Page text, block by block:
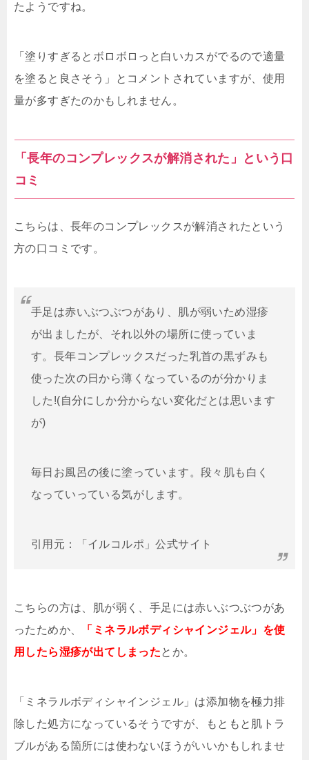
たようですね。
「塗りすぎるとボロボロっと白いカスがでるので適量
を塗ると良さそう」とコメントされていますが、使用
量が多すぎたのかもしれません。
「長年のコンプレックスが解消された」という口
コミ
こちらは、長年のコンプレックスが解消されたという
方の口コミです。
手足は赤いぶつぶつがあり、肌が弱いため湿疹
が出ましたが、それ以外の場所に使っていま
す。長年コンプレックスだった乳首の黒ずみも
使った次の日から薄くなっているのが分かりま
した!(自分にしか分からない変化だとは思います
が)
毎日お風呂の後に塗っています。段々肌も白く
なっていっている気がします。
引用元：「イルコルポ」公式サイト
こちらの方は、肌が弱く、手足には赤いぶつぶつがあ
ったためか、
「ミネラルボディシャインジェル」を使
用したら湿疹が出てしまったとか。
「ミネラルボディシャインジェル」は添加物を極力排
除した処方になっているそうですが、もともと肌トラ
ブルがある箇所には使わないほうがいいかもしれませ